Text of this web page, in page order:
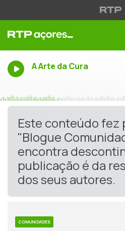
A Arte da Cura
Este conteúdo fez
"Blogue
encontra
publicação é da
dos seus autores.
COMUNIDADES